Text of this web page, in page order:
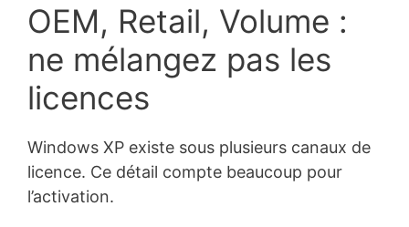
OEM, Retail, Volume :
ne mélangez pas les
licences
Windows XP existe sous plusieurs canaux de
licence. Ce détail compte beaucoup pour
l’activation.